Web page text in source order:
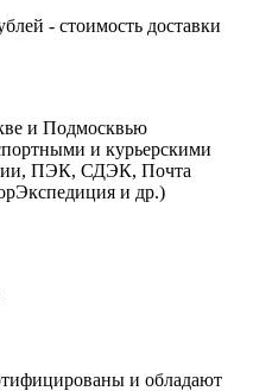
- стоимость доставки
и Подмосквью
и курьерскими
ПЭК, СДЭК, Почта
и др.)
и обладают